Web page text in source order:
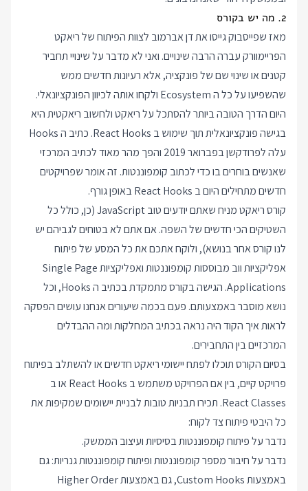
2. מה יש בקורס
מאז שפייסבוק גייסו את דן אברמוב לצוות הפיתוח של ריאקט
הפריימוורק עברה הרבה שינויים. ואני לא מדבר על שינויי תחביר
קטנים או שינוי שם של פונקציה, אלא רעיונות חדשים ממש
שהשפיעו על כל ה Ecosystem ולקחו אותה לכיוון הפונקציונאלי.
היום הדרך הטובה ביותר להסתכל על ריאקט ולחשוב ריאקטית היא
בגישה פונקציונאלית תוך שימוש ב React Hooks. כתיב ה Hooks
עלה לפרודקשן בפברואר 2019 והפך מהר מאוד לכתיב המרכזי
שאנשים בוחרים בו כדי לכתוב קומפוננטות. זה אומר שפרויקטים
חדשים מתחילים היום ב React Hooks באופן גורף.
קורס ריאקט מניח שאתם יודעים טוב JavaScript (כן, כולל כל
השטיקים הכי חדשים של השפה. אם אתם לא בטוחים לגביהם יש
לנו קורס אחר בנושא), ולוקח אתכם את כל המסע של פיתוח
אפליקציות ווב מבוססות קומפוננטות ואפליקציות Single Page
Applications. הגישה בקורס מתמקדת בכתיב ה Hooks, וכל
נושא מוסבר באמצעותם. פעם בכמה שיעורים אנחנו עושים הפסקה
לראות איך הקוד היה נראה בכתיב המחלקות ומה ההבדלים
המרכזיים בין התחבירים.
בסיום הקורס תוכלו לפתח יישומי ריאקט חדשים או להשתלב בפיתוח
פרויקט קיים, בין אם הפרויקט משתמש ב React Hooks או ב
React Classes. תכירו תבניות טובות לבניית יישומים שמקיפות את
כל היבטי פיתוח צד לקוח:
נדבר על פיתוח קומפוננטות בסיסיות ועיצוב הממשק.
נדבר על חיבור מספר קומפוננטות ופיתוח קומפוננטות גנריות: גם
באמצעות Custom Hooks, גם באמצעות Higher Order